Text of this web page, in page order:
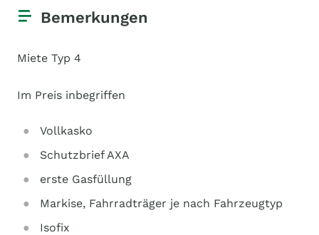
Bemerkungen
Miete Typ 4
Im Preis inbegriffen
Vollkasko
Schutzbrief AXA
erste Gasfüllung
Markise, Fahrradträger je nach Fahrzeugtyp
Isofix